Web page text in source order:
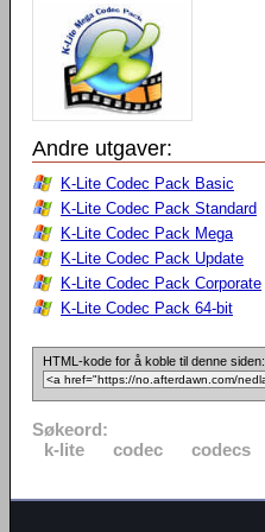
Andre utgaver:
K-Lite Codec Pack Basic
K-Lite Codec Pack Standard
K-Lite Codec Pack Mega
K-Lite Codec Pack Update
K-Lite Codec Pack Corporate
K-Lite Codec Pack 64-bit
HTML-kode for å koble til denne siden:
Søkeord:
k-lite
codec codecs